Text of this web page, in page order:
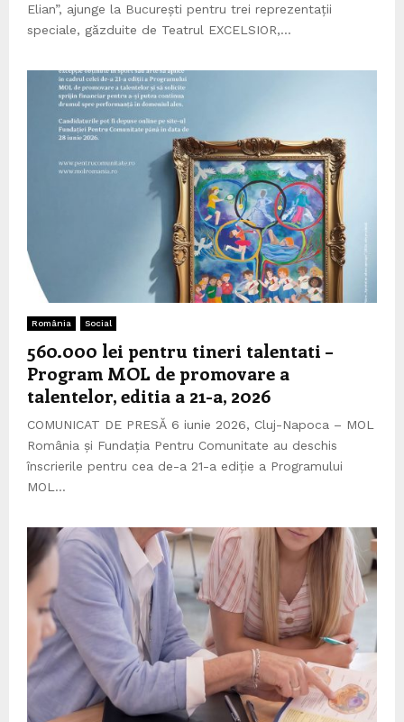
Elian”, ajunge la București pentru trei reprezentații
speciale, găzduite de Teatrul EXCELSIOR,...
România Social
560.000 lei pentru tineri talentati –
Program MOL de promovare a
talentelor, editia a 21-a, 2026
COMUNICAT DE PRESĂ 6 iunie 2026, Cluj-Napoca – MOL
România și Fundația Pentru Comunitate au deschis
înscrierile pentru cea de-a 21-a ediție a Programului
MOL...